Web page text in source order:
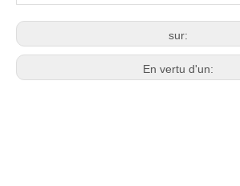
sur:
En vertu d'un: